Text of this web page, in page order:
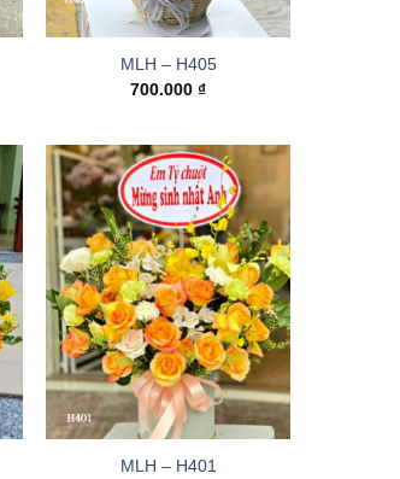
MLH – H405
700.000₫
MLH – H401